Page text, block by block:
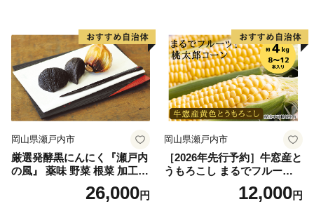
県 高鍋町産 産地直送 有機肥
料使用 高糖度 西森農園
県 高鍋町産 産地直送 有機肥
料使用 高糖度 西森農園
岡山県瀬戸内市
厳選発酵黒にんにく『瀬戸内
の風』 薬味 野菜 根菜 加工食
26,000円
岡山県瀬戸内市
［2026年先行予約］牛窓産と
うもろこし まるでフルー
ツ！最高糖度25度超え 生で
甘い、茹でて美味い！ 黄色
12,000円